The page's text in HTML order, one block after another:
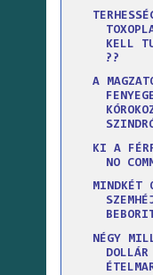
KELL
??
A
KI A
NO
MINDKÉT
NÉGY
DOLLÁR